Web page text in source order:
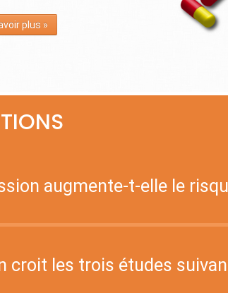
plus »
augmente-t-elle le
croit les trois études